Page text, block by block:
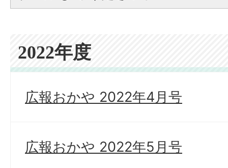
2022年度
広報おかや 2022年4月号
広報おかや 2022年5月号